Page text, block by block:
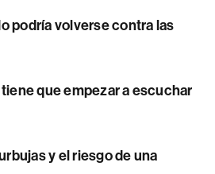
podría volverse contra las
que empezar a escuchar
y el riesgo de una